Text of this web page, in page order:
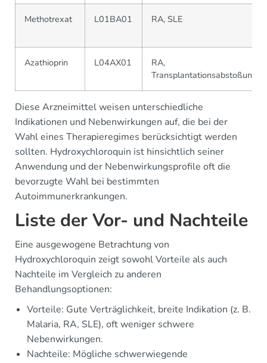
Methotrexat L01BA01 RA, SLE
Azathioprin L04AX01
RA,
Transplantationsabstoßung
Diese Arzneimittel weisen unterschiedliche
Indikationen und Nebenwirkungen auf, die bei der
Wahl eines Therapieregimes berücksichtigt werden
sollten. Hydroxychloroquin ist hinsichtlich seiner
Anwendung und der Nebenwirkungsprofile oft die
bevorzugte Wahl bei bestimmten
Autoimmunerkrankungen.
Liste der Vor- und Nachteile
Eine ausgewogene Betrachtung von
Hydroxychloroquin zeigt sowohl Vorteile als auch
Nachteile im Vergleich zu anderen
Behandlungsoptionen:
Vorteile: Gute Verträglichkeit, breite Indikation (z. B.
Malaria, RA, SLE), oft weniger schwere
Nebenwirkungen.
Nachteile: Mögliche schwerwiegende